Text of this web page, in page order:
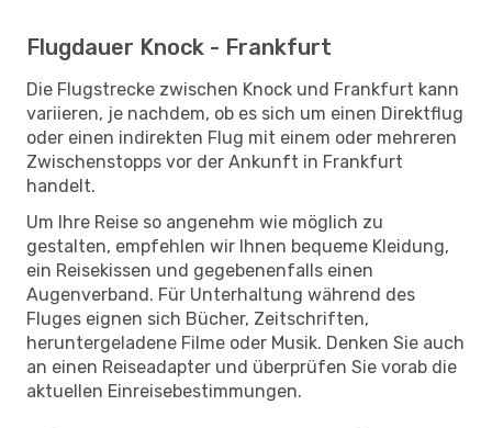
Flugdauer Knock - Frankfurt
Die Flugstrecke zwischen Knock und Frankfurt kann
variieren, je nachdem, ob es sich um einen Direktflug
oder einen indirekten Flug mit einem oder mehreren
Zwischenstopps vor der Ankunft in Frankfurt
handelt.
Um Ihre Reise so angenehm wie möglich zu
gestalten, empfehlen wir Ihnen bequeme Kleidung,
ein Reisekissen und gegebenenfalls einen
Augenverband. Für Unterhaltung während des
Fluges eignen sich Bücher, Zeitschriften,
heruntergeladene Filme oder Musik. Denken Sie auch
an einen Reiseadapter und überprüfen Sie vorab die
aktuellen Einreisebestimmungen.